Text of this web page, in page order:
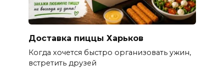
Доставка пиццы Харьков
Когда хочется быстро организовать ужин,
встретить друзей